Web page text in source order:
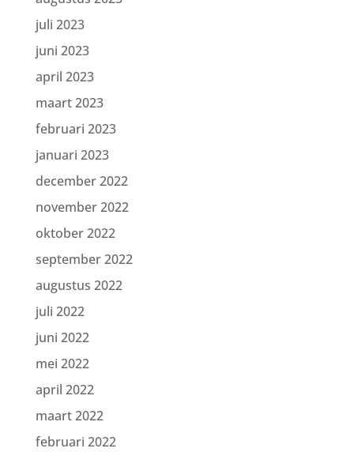
juli 2023
juni 2023
april 2023
maart 2023
februari 2023
januari 2023
december 2022
november 2022
oktober 2022
september 2022
augustus 2022
juli 2022
juni 2022
mei 2022
april 2022
maart 2022
februari 2022